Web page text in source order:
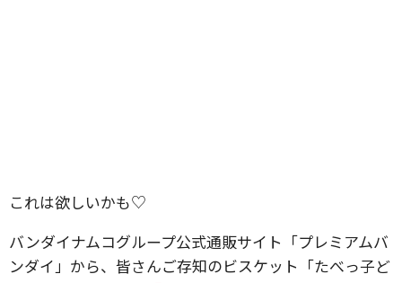
これは欲しいかも♡
バンダイナムコグループ公式通販サイト「プレミアムバ
ンダイ」から、皆さんご存知のビスケット「たべっ子ど